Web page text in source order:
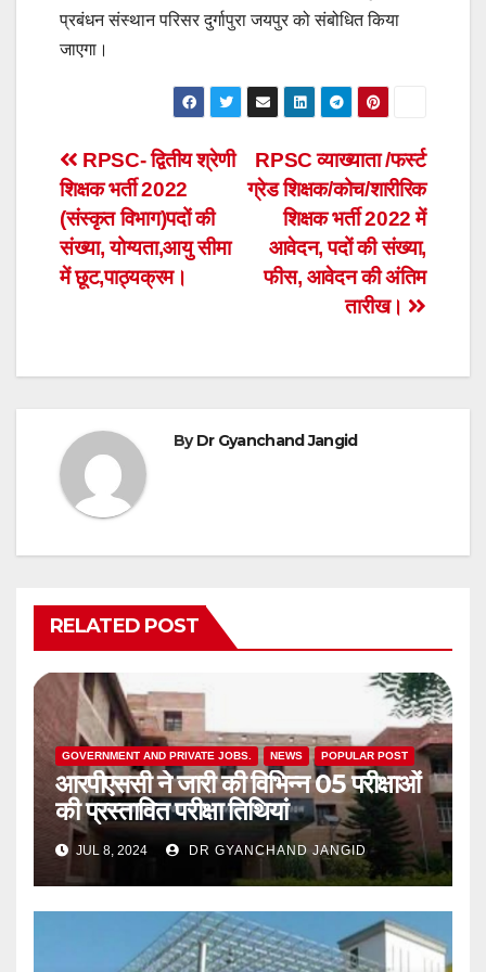
प्रबंधन संस्थान परिसर दुर्गापुरा जयपुर को संबोधित किया
जाएगा।
Post
navigation
RPSC व्याख्याता /फर्स्ट
ग्रेड शिक्षक/कोच/शारीरिक
शिक्षक भर्ती 2022 में
आवेदन, पदों की संख्या,
फीस, आवेदन की अंतिम
तारीख।
RPSC- द्वितीय श्रेणी
शिक्षक भर्ती 2022
(संस्कृत विभाग)पदों की
संख्या, योग्यता,आयु सीमा
में छूट,पाठ्यक्रम।
ByDr Gyanchand Jangid
RELATED POST
GOVERNMENT AND PRIVATE JOBS. NEWS POPULAR POST
आरपीएससी ने जारी की विभिन्न 05 परीक्षाओं
की प्रस्तावित परीक्षा तिथियां
JUL 8, 2024 DR GYANCHAND JANGID